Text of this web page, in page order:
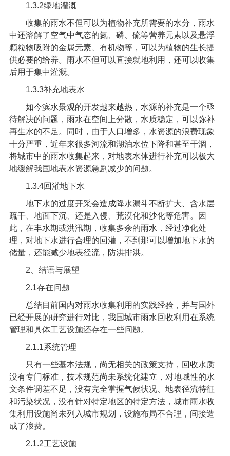
1.3.2绿地灌溉
收集的雨水不但可以为植物补充所需要的水分，雨水
中还溶解了空气中气态的氮、磷、硫等营养元素以及悬浮
颗粒物吸附的金属元素、有机物等，可以为植物的生长提
供必要的给养。雨水不但可以直接就地利用，还可以收集
后用于集中灌溉。
1.3.3补充地表水
如今滨水景观的开发越来越热，水源的补充是一个亟
待解决的问题，雨水在空间上分散，水质稳定，可以弥补
再生水的不足。同时，由于人口增多，水资源的浪费现象
十分严重，近年来很多河流和湖泊水位下降和甚至干涸，
将城市中的雨水收集起来，对地表水体进行补充可以极大
地缓解我国地表水资源急剧减少的问题。
1.3.4回灌地下水
地下水的过度开采会造成降水漏斗不断扩大、含水层
疏干、地面下沉、还是入侵、荒漠化和沙化等危害。因
此，在丰水期或洪汛期，收集多余的雨水，经过净化处
理，对地下水进行合理的回灌，不到那可以增加地下水的
储量，还能减少地表径流，防洪排洪。
2 、结语与展望
2.1存在问题
总结目前国内对雨水收集利用的实践经验，并与国外
已经开展的研究进行对比，我国城市雨水回收利用在系统
管理和具体工艺设施还存在一些问题。
2.1.1系统管理
只有一些基本法规，尚无相关的政策支持，回收水质
没有专门标准，技术规范尚未系统化建立，对地域性的水
文条件调差不足，没有完全掌握气候状况、地表径流特征
和污染状况，没有针对特定地区的特定方法，城市雨水收
集利用设施尚未列入城市规划，设施布局不合理，间接造
成了浪费。
2.1.2工艺设施